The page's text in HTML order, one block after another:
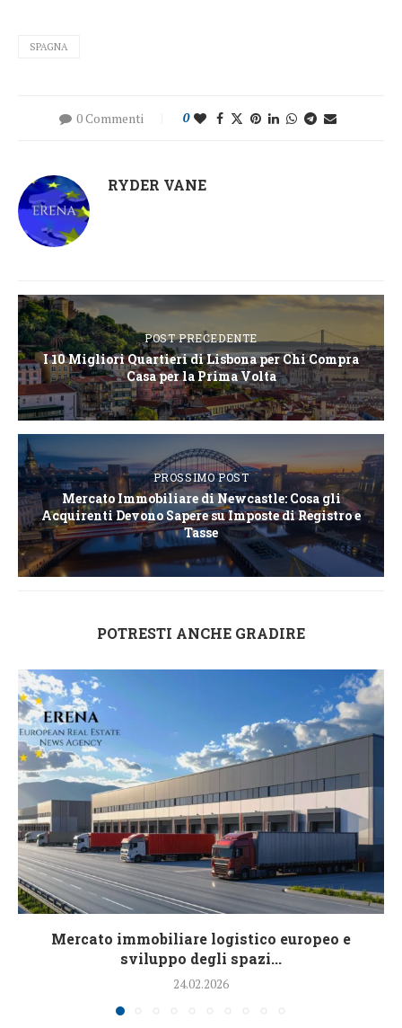
SPAGNA
0 Commenti 0
RYDER VANE
POST PRECEDENTE
I 10 Migliori Quartieri di Lisbona per Chi Compra
Casa per la Prima Volta
PROSSIMO POST
Mercato Immobiliare di Newcastle: Cosa gli
Acquirenti Devono Sapere su Imposte di Registro e
Tasse
POTRESTI ANCHE GRADIRE
Mercato immobiliare logistico europeo e
sviluppo degli spazi...
24.02.2026